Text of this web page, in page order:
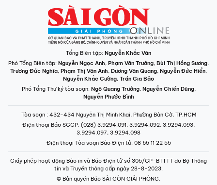
Tổng Biên tập: Nguyễn Khắc Văn
Phó Tổng Biên tập: Nguyễn Ngọc Anh, Phạm Văn Trường, Bùi Thị Hồng Sương,
Trương Đức Nghĩa, Phạm Thị Vân Anh, Dương Văn Quang, Nguyễn Đức Hiển,
Nguyễn Khắc Cường, Trần Gia Bảo
Phó Tổng Thư ký tòa soạn: Ngô Quang Trưởng, Nguyễn Chiến Dũng,
Nguyễn Phước Bình
Tòa soạn : 432-434 Nguyễn Thị Minh Khai, Phường Bàn Cờ, TP.HCM
Điện thoại Báo SGGP: (028) 3.9294.091, 3.9294.092, 3.9294.093,
3.9294.097, 3.9294.098
Điện thoại Tòa soạn Báo Điện tử: 08 65 11 22 55
Giấy phép hoạt động Báo in và Báo Điện tử số 305/GP-BTTTT do Bộ Thông
tin và Truyền thông cấp ngày 28-8-2023.
© Bản quyền Báo SÀI GÒN GIẢI PHÓNG.